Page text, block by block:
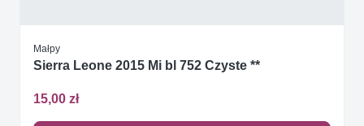
Małpy
Sierra Leone 2015 Mi bl 752 Czyste **
15,00 zł